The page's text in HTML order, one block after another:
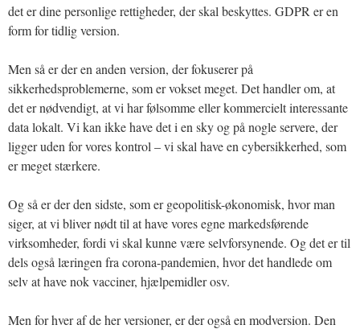
det er dine personlige rettigheder, der skal beskyttes. GDPR er en
form for tidlig version.
Men så er der en anden version, der fokuserer på
sikkerhedsproblemerne, som er vokset meget. Det handler om, at
det er nødvendigt, at vi har følsomme eller kommercielt interessante
data lokalt. Vi kan ikke have det i en sky og på nogle servere, der
ligger uden for vores kontrol ­– vi skal have en cybersikkerhed, som
er meget stærkere.
Og så er der den sidste, som er geopolitisk-økonomisk, hvor man
siger, at vi bliver nødt til at have vores egne markedsførende
virksomheder, fordi vi skal kunne være selvforsynende. Og det er til
dels også læringen fra corona-pandemien, hvor det handlede om
selv at have nok vacciner, hjælpemidler osv.
Men for hver af de her versioner, er der også en modversion. Den